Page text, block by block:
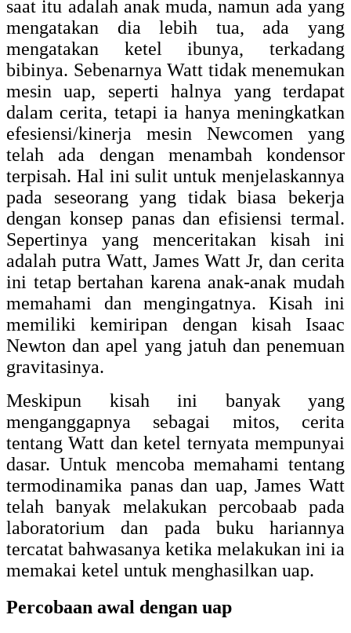
saat itu adalah anak muda, namun ada yang
mengatakan dia lebih tua, ada yang
mengatakan ketel ibunya, terkadang
bibinya. Sebenarnya Watt tidak menemukan
mesin uap, seperti halnya yang terdapat
dalam cerita, tetapi ia hanya meningkatkan
efesiensi/kinerja mesin Newcomen yang
telah ada dengan menambah kondensor
terpisah. Hal ini sulit untuk menjelaskannya
pada seseorang yang tidak biasa bekerja
dengan konsep panas dan efisiensi termal.
Sepertinya yang menceritakan kisah ini
adalah putra Watt, James Watt Jr, dan cerita
ini tetap bertahan karena anak-anak mudah
memahami dan mengingatnya. Kisah ini
memiliki kemiripan dengan kisah Isaac
Newton dan apel yang jatuh dan penemuan
gravitasinya.
Meskipun kisah ini banyak yang
menganggapnya sebagai mitos, cerita
tentang Watt dan ketel ternyata mempunyai
dasar. Untuk mencoba memahami tentang
termodinamika panas dan uap, James Watt
telah banyak melakukan percobaab pada
laboratorium dan pada buku hariannya
tercatat bahwasanya ketika melakukan ini ia
memakai ketel untuk menghasilkan uap.
Percobaan awal dengan uap